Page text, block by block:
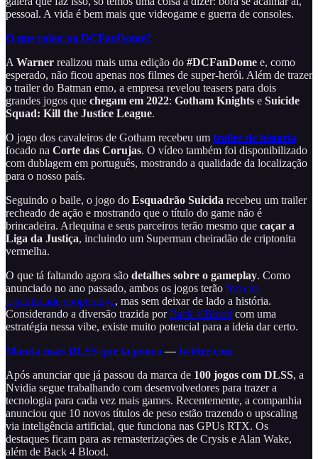
pessoal. A vida é bem mais que videogame e guerra de consoles.
O que rolou no DCFanDome?
AWarner realizou mais uma edição do #DCFanDome e, como
esperado, não ficou apenas nos filmes de super-herói. Além de trazer
o trailer do Batman emo, a empresa revelou teasers para dois
grandes jogos que chegam em 2022: Gotham Knights e Suicide
Squad: Kill the Justice League.
O jogo dos cavaleiros de Gotham recebeu um trailer de história
focado na Corte das Corujas. O vídeo também foi disponibilizado
com dublagem em português, mostrando a qualidade da localização
para o nosso país.
Seguindo o baile, o jogo do Esquadrão Suicida recebeu um trailer
recheado de ação e mostrando que o título do game não é
brincadeira. Arlequina e seus parceiros terão mesmo que caçar a
Liga da Justiça, incluindo um Superman cheiradão de criptonita
vermelha.
O que tá faltando agora são detalhes sobre o gameplay. Como
anunciado no ano passado, ambos os jogos terão foco na
jogabilidade cooperativa, mas sem deixar de lado a história.
Considerando a diversão trazida porBack 4 Blood com uma
estratégia nessa vibe, existe muito potencial para a ideia dar certo.
Manda mais DLSS que tá pouco—twitter.com
Após anunciar que já passou da marca de 100 jogos com DLSS, a
Nvidia segue trabalhando com desenvolvedores para trazer a
tecnologia para cada vez mais games. Recentemente, a companhia
anunciou que 10 novos títulos de peso estão trazendo o upscaling
via inteligência artificial, que funciona nas GPUs RTX. Os
destaques ficam para as remasterizações de Crysis e Alan Wake,
além de Back 4 Blood.